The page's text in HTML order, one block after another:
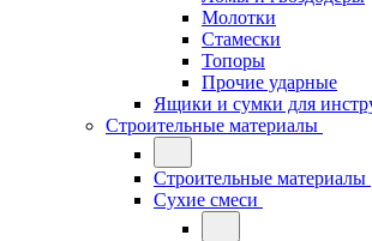
Молотки
Стамески
Топоры
Прочие ударные
Ящики и сумки для
Строительные материалы
Строительные материалы
Сухие смеси